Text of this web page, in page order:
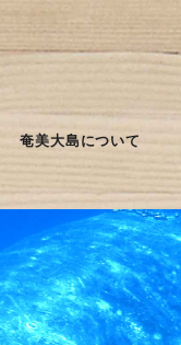
奄美大島について